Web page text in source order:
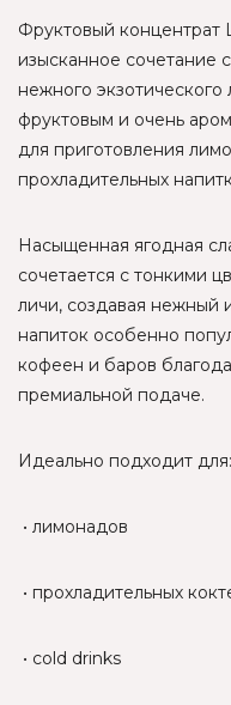
Фруктовый концентрат
изысканное сочетание
нежного
фруктовым и очень
для приготовления
прохладительных
Насыщенная ягодная
сочетается с тонкими
личи, создавая нежный
напиток особенно
кофеен и баров
премиальной подаче.
Идеально подходит для:
• лимонадов
• прохладительных
• cold drinks